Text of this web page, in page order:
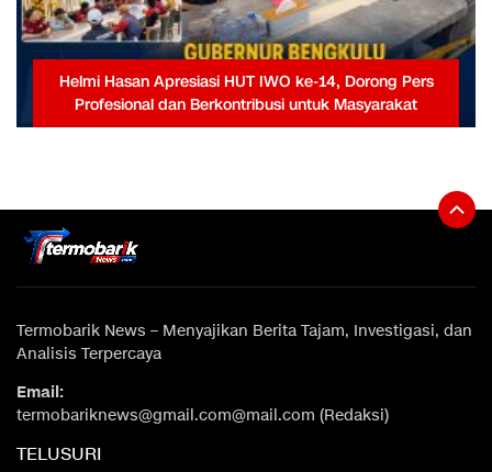
Helmi Hasan Apresiasi HUT IWO ke-14, Dorong Pers
Profesional dan Berkontribusi untuk Masyarakat
Termobarik News – Menyajikan Berita Tajam, Investigasi, dan
Analisis Terpercaya
Email:
termobariknews@gmail.com@mail.com (Redaksi)
TELUSURI